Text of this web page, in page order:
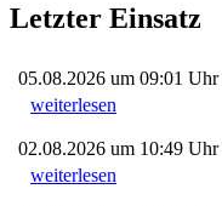
Letzter Einsatz
05.08.2026 um 09:01 Uhr
weiterlesen
02.08.2026 um 10:49 Uhr
weiterlesen